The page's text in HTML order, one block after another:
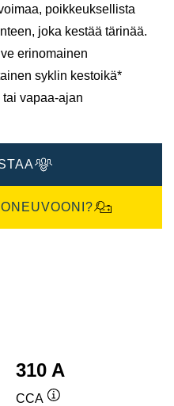
poikkeuksellista
joka kestää tärinää.
erinomainen
syklin kestoikä*
vapaa-ajan
310 A
CCA